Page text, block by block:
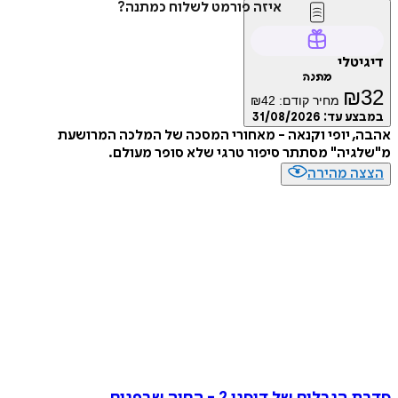
איזה פורמט לשלוח כמתנה?
₪ מחיר קודם: ₪42
עד:31/08/2026
יופי וקנאה - מאחורי המסכה של המלכה המרושעת
מסתתר סיפור טרגי שלא סופר מעולם.
מהירה